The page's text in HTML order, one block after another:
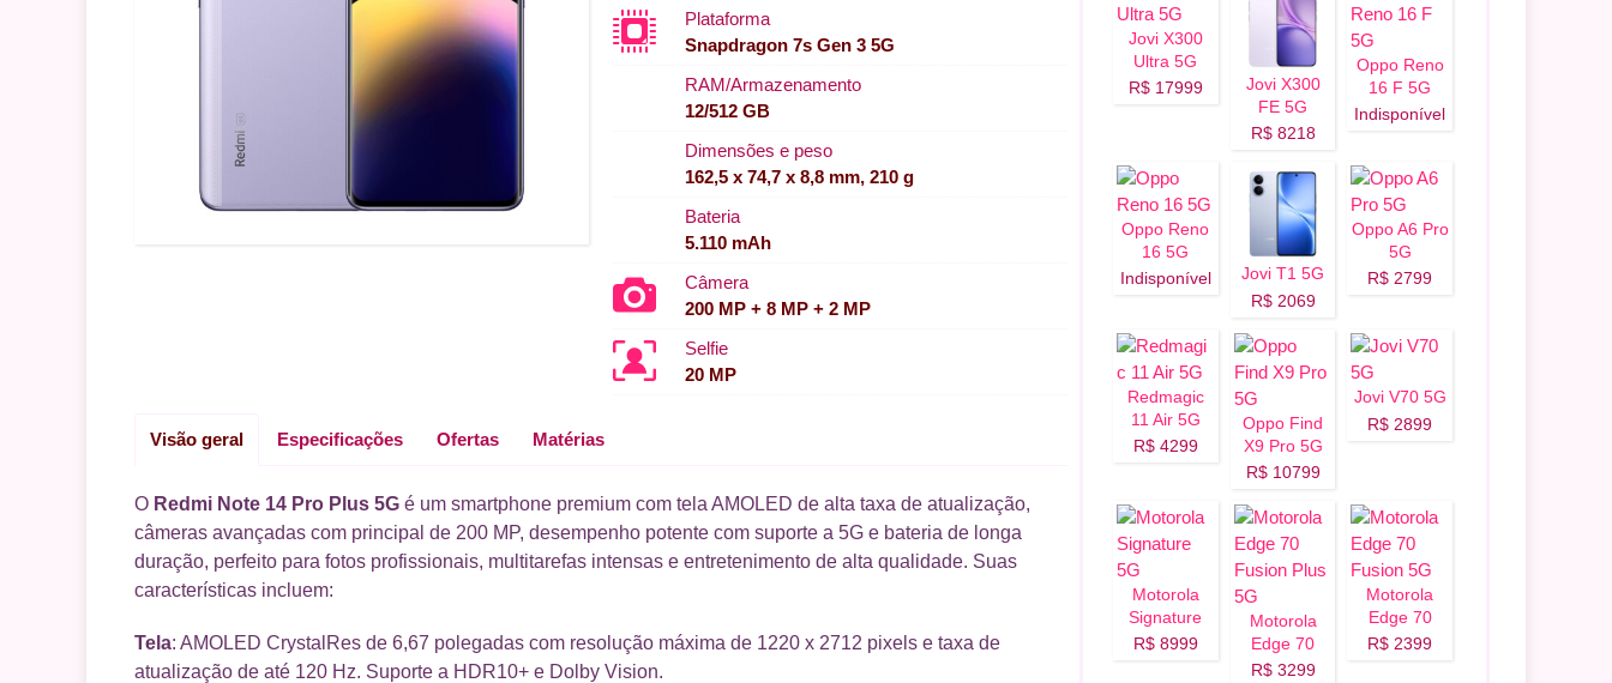
Plataforma
Snapdragon 7s Gen 3 5G
RAM/Armazenamento
12/512 GB
Dimensões e peso
162,5 x 74,7 x 8,8 mm, 210 g
Bateria
5.110 mAh
Câmera
200 MP + 8 MP + 2 MP
Selfie
20 MP
Visão geral Especificações Ofertas Matérias
O Redmi Note 14 Pro Plus 5G é um smartphone premium com tela AMOLED de alta taxa de atualização,
câmeras avançadas com principal de 200 MP, desempenho potente com suporte a 5G e bateria de longa
duração, perfeito para fotos profissionais, multitarefas intensas e entretenimento de alta qualidade. Suas
características incluem:
Tela: AMOLED CrystalRes de 6,67 polegadas com resolução máxima de 1220 x 2712 pixels e taxa de
atualização de até 120 Hz. Suporte a HDR10+ e Dolby Vision.
Jovi X300
Ultra 5G
R$ 17999
Jovi X300
FE 5G
R$ 8218
Oppo Reno
16 F 5G
Indisponível
Oppo Reno
16 5G
Indisponível
Jovi T1 5G
R$ 2069
Oppo A6 Pro
5G
R$ 2799
Redmagic
11 Air 5G
R$ 4299
Oppo Find
X9 Pro 5G
R$ 10799
Jovi V70 5G
R$ 2899
Motorola
Signature
5G
R$ 8999
Motorola
Edge 70
Fusion Plus
R$ 3299
Motorola
Edge 70
Fusion 5G
R$ 2399